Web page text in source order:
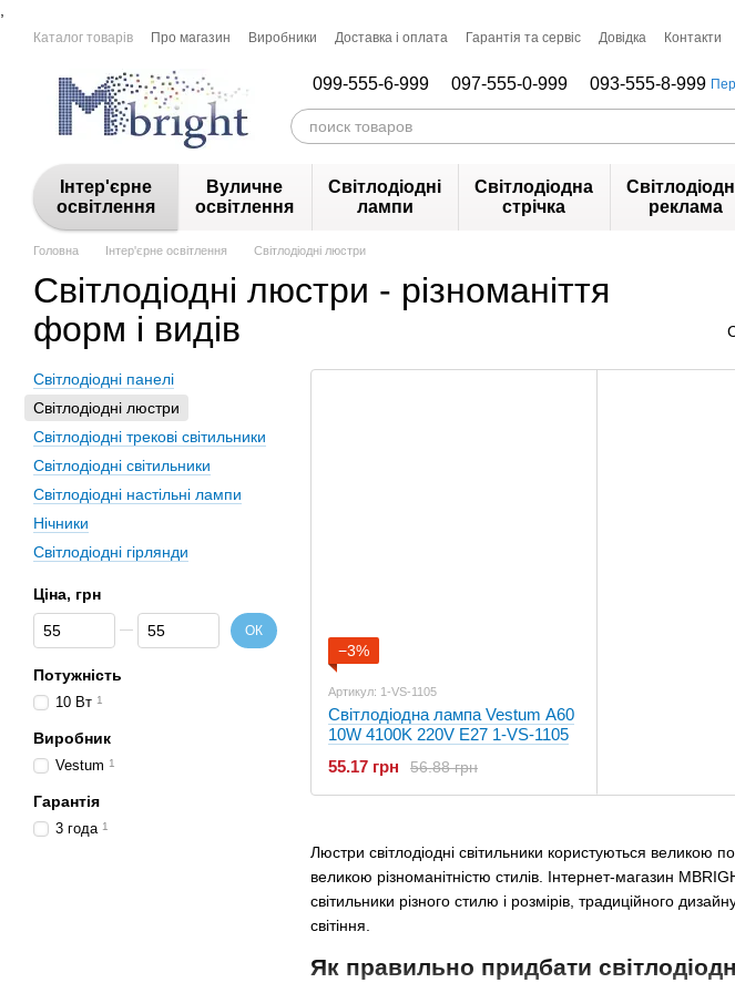
Перейти до основного контенту
Каталог товарів Про магазин Виробники Доставка і оплата Гарантія та сервіс Довідка Контакти
099-555-6-999 097-555-0-999 093-555-8-999
Інтер'єрне
освітлення
Вуличне
освітлення
Світлодіодні
лампи
Світлодіодна
стрічка
реклама
Головна Інтер'єрне освітлення Світлодіодні люстри
Світлодіодні люстри - різноманіття
форм і видів
Люстри світлодіодні світильники користуються великою
великою різноманітністю стилів. Інтернет-магазин
світильники різного стилю і розмірів, традиційного
світіння.
Як правильно придбати
−3%
Артикул: 1-VS-1105
Світлодіодна лампа Vestum A60
10W 4100K 220V E27 1-VS-1105
56.88 грн
55.17 грн
Світлодіодні панелі
Світлодіодні люстри
Світлодіодні трекові світильники
Світлодіодні світильники
Світлодіодні настільні лампи
Нічники
Світлодіодні гірлянди
Ціна, грн
Від Ціна, грн
До Ціна, грн ОК
Потужність
10 Вт 1
Виробник
Vestum 1
Гарантія
3 года 1